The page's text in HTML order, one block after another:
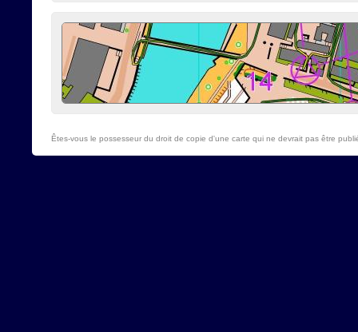
Êtes-vous le possesseur du droit de copie d'une carte qui ne devrait pas être